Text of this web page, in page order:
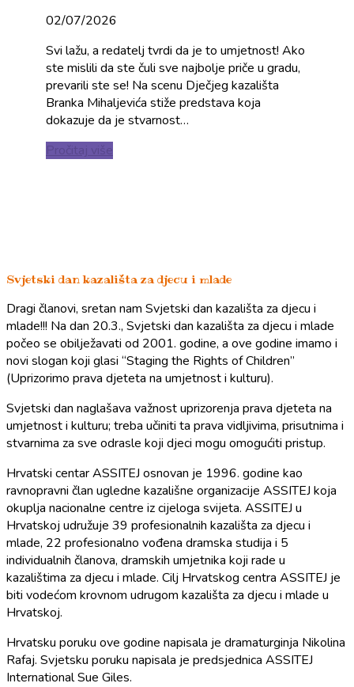
02/07/2026
Svi lažu, a redatelj tvrdi da je to umjetnost! Ako
ste mislili da ste čuli sve najbolje priče u gradu,
prevarili ste se! Na scenu Dječjeg kazališta
Branka Mihaljevića stiže predstava koja
dokazuje da je stvarnost…
Pročitaj više
Svjetski dan kazališta za djecu i mlade
Dragi članovi, sretan nam Svjetski dan kazališta za djecu i
mlade!!! Na dan 20.3., Svjetski dan kazališta za djecu i mlade
počeo se obilježavati od 2001. godine, a ove godine imamo i
novi slogan koji glasi “Staging the Rights of Children”
(Uprizorimo prava djeteta na umjetnost i kulturu).
Svjetski dan naglašava važnost uprizorenja prava djeteta na
umjetnost i kulturu; treba učiniti ta prava vidljivima, prisutnima i
stvarnima za sve odrasle koji djeci mogu omogućiti pristup.
Hrvatski centar ASSITEJ osnovan je 1996. godine kao
ravnopravni član ugledne kazališne organizacije ASSITEJ koja
okuplja nacionalne centre iz cijeloga svijeta. ASSITEJ u
Hrvatskoj udružuje 39 profesionalnih kazališta za djecu i
mlade, 22 profesionalno vođena dramska studija i 5
individualnih članova, dramskih umjetnika koji rade u
kazalištima za djecu i mlade. Cilj Hrvatskog centra ASSITEJ je
biti vodećom krovnom udrugom kazališta za djecu i mlade u
Hrvatskoj.
Hrvatsku poruku ove godine napisala je dramaturginja Nikolina
Rafaj. Svjetsku poruku napisala je predsjednica ASSITEJ
International Sue Giles.